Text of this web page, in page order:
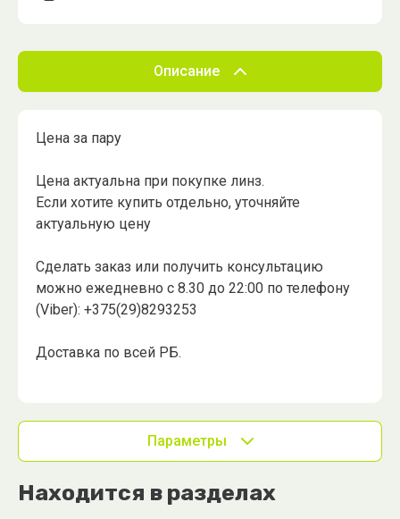
Описание
Цена за пару
Цена актуальна при покупке линз.
Если хотите купить отдельно, уточняйте
актуальную цену
Сделать заказ или получить консультацию
можно ежедневно с 8.30 до 22:00 по телефону
(Viber): +375(29)8293253
Доставка по всей РБ.
Параметры
Находится в разделах